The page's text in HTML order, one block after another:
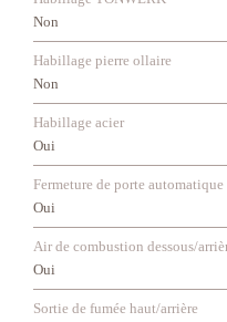
Non
Habillage pierre ollaire
Non
Habillage acier
Oui
Fermeture de porte automatique
Oui
Air de combustion dessous/
Oui
Sortie de fumée haut/arrière